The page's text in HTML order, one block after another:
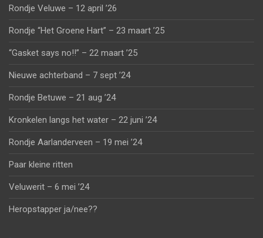
Rondje Veluwe – 12 april ’26
Rondje “Het Groene Hart” – 23 maart ’25
“Gasket says no!!” – 22 maart ’25
Nieuwe achterband – 7 sept ’24
Rondje Betuwe – 21 aug ’24
Kronkelen langs het water – 22 juni ’24
Rondje Aarlanderveen – 19 mei ’24
Paar kleine ritten
Veluwerit – 6 mei ’24
Heropstapper ja/nee??